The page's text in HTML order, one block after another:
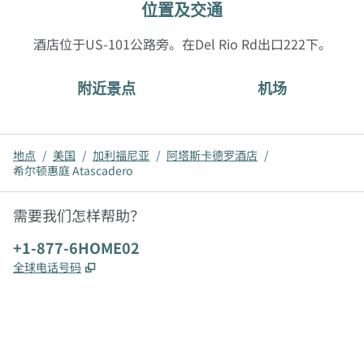
位置及交通
酒店位于US-101公路旁。在Del Rio Rd出口222下。
附近景点 机场
地点 / 美国 / 加利福尼亚 / 阿塔斯卡德罗酒店 /
希尔顿惠庭 Atascadero
需要我们怎样帮助？
电话:
+1-877-6HOME02
全球电话号码 ,